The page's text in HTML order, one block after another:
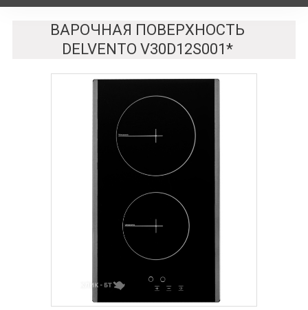
ВАРОЧНАЯ ПОВЕРХНОСТЬ
DELVENTO V30D12S001*